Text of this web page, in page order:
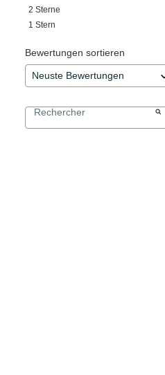
2 Sterne
1 Stern
Bewertungen sortieren